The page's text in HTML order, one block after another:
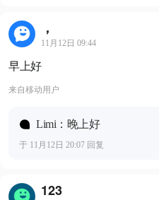
，
11月12日 09:44
早上好
来自移动用户
Limi：晚上好
于 11月12日 20:07 回复
123